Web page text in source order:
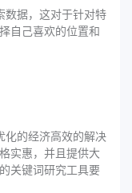
数据，这对于针对特
自己喜欢的位置和
化的经济高效的解决
实惠，并且提供大
关键词研究工具要